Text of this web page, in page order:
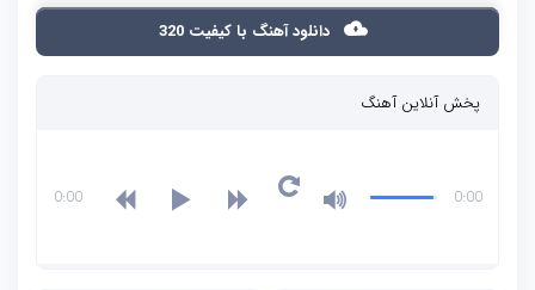
دانلود آهنگ با کیفیت 320
پخش آنلاین آهنگ
0:00
0:00